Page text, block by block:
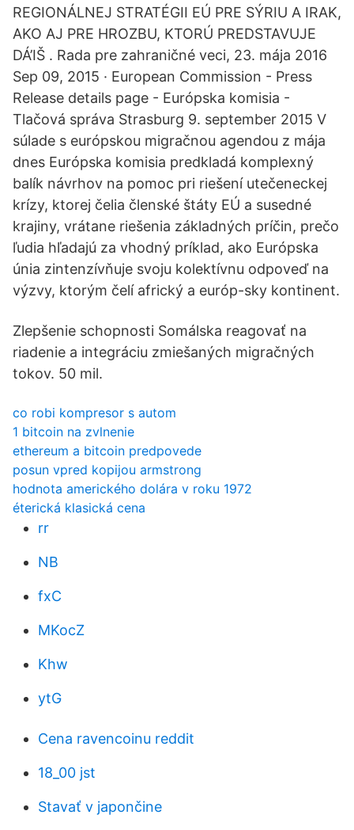
REGIONÁLNEJ STRATÉGII EÚ PRE SÝRIU A IRAK,
AKO AJ PRE HROZBU, KTORÚ PREDSTAVUJE
DÁ’IŠ . Rada pre zahraničné veci, 23. mája 2016
Sep 09, 2015 · European Commission - Press
Release details page - Európska komisia -
Tlačová správa Strasburg 9. september 2015 V
súlade s európskou migračnou agendou z mája
dnes Európska komisia predkladá komplexný
balík návrhov na pomoc pri riešení utečeneckej
krízy, ktorej čelia členské štáty EÚ a susedné
krajiny, vrátane riešenia základných príčin, prečo
ľudia hľadajú za vhodný príklad, ako Európska
únia zintenzívňuje svoju kolektívnu odpoveď na
výzvy, ktorým čelí africký a európ-sky kontinent.
Zlepšenie schopnosti Somálska reagovať na
riadenie a integráciu zmiešaných migračných
tokov. 50 mil.
co robi kompresor s autom
1 bitcoin na zvlnenie
ethereum a bitcoin predpovede
posun vpred kopijou armstrong
hodnota amerického dolára v roku 1972
éterická klasická cena
rr
NB
fxC
MKocZ
Khw
ytG
Cena ravencoinu reddit
18_00 jst
Stavať v japončine